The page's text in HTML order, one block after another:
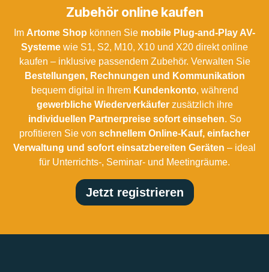
Zubehör online kaufen
Im Artome Shop können Sie mobile Plug-and-Play AV-
Systeme wie S1, S2, M10, X10 und X20 direkt online
kaufen – inklusive passendem Zubehör. Verwalten Sie
Bestellungen, Rechnungen und Kommunikation
bequem digital in Ihrem Kundenkonto, während
gewerbliche Wiederverkäuferzusätzlich ihre
individuellen Partnerpreise sofort einsehen. So
profitieren Sie von schnellem Online-Kauf, einfacher
Verwaltung und sofort einsatzbereiten Geräten – ideal
für Unterrichts-, Seminar- und Meetingräume.
Jetzt registrieren